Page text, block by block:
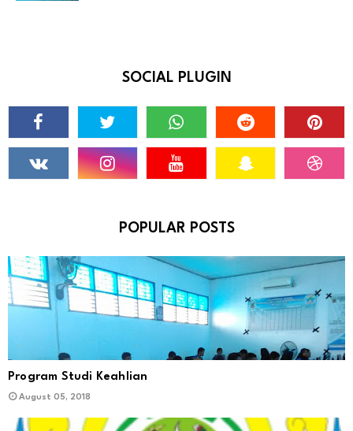
SOCIAL PLUGIN
POPULAR POSTS
Program Studi Keahlian
August 05, 2018